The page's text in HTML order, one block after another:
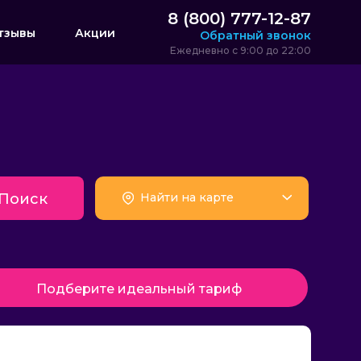
Акции
8 (800) 777-12-87
Обратный звонок
Ежедневно с 9:00 до 22:00
Найти на карте
Подберите идеальный тариф